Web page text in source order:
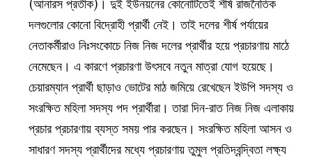
দলগুলোর কোনো বিদ্রোহী প্রার্থী নেই। তাই দলের শীর্ষ পর্যায়ের
নেতাকর্মীরাও নিঃসংকোচে নিজ নিজ দলের প্রার্থীর হয়ে প্রচারণায় মাঠে
নেমেছেন। এ কারণে প্রচারণা উৎসবে নতুন মাত্রা যোগ হয়েছে।
চেয়ারম্যান প্রার্থী ছাড়াও ভোটের মাঠ জমিয়ে রেখেছেন ইউপি সদস্য ও
সংরক্ষিত মহিলা সদস্য পদ প্রার্থীরা। তারা দিন-রাত নিজ নিজ এলাকায়
প্রচার প্রচারণায় ব্যস্ত সময় পার করছেন। সংরক্ষিত মহিলা আসন ও
সাধারণ সদস্য প্রার্থীদের মধ্যে প্রচারণায় তুমুল প্রতিদ্বন্দ্বিতা লক্ষ্য